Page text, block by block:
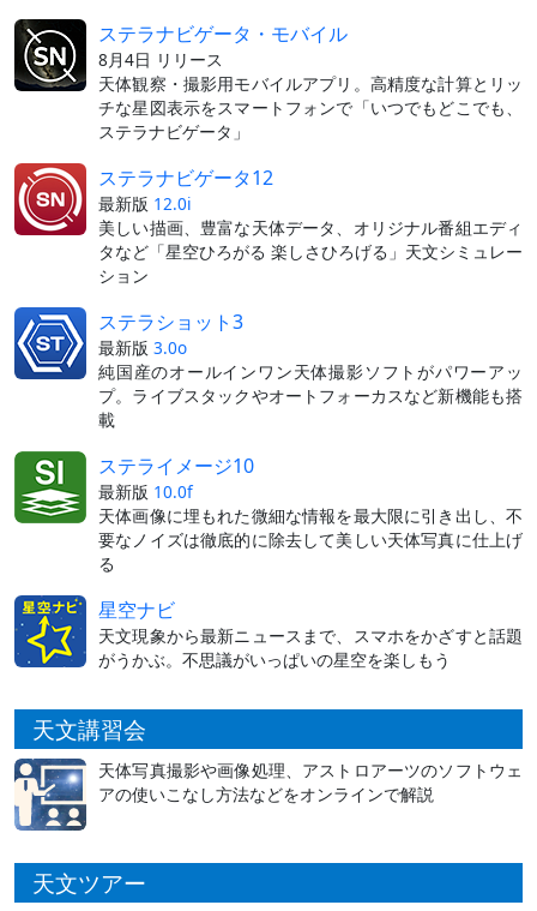
ステラナビゲータ・モバイル
8月4日 リリース
天体観察・撮影用モバイルアプリ。高精度な計算とリッ
チな星図表示をスマートフォンで「いつでもどこでも、
ステラナビゲータ」
ステラナビゲータ12
最新版 12.0i
美しい描画、豊富な天体データ、オリジナル番組エディ
タなど「星空ひろがる 楽しさひろげる」天文シミュレー
ション
ステラショット3
最新版 3.0o
純国産のオールインワン天体撮影ソフトがパワーアッ
プ。ライブスタックやオートフォーカスなど新機能も搭
載
ステライメージ10
最新版 10.0f
天体画像に埋もれた微細な情報を最大限に引き出し、不
要なノイズは徹底的に除去して美しい天体写真に仕上げ
る
星空ナビ
天文現象から最新ニュースまで、スマホをかざすと話題
がうかぶ。不思議がいっぱいの星空を楽しもう
天文講習会
天体写真撮影や画像処理、アストロアーツのソフトウェ
アの使いこなし方法などをオンラインで解説
天文ツアー